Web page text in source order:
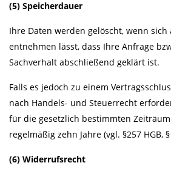
(5) Speicherdauer
Ihre Daten werden gelöscht, wenn
entnehmen lässt, dass Ihre Anfrage
Sachverhalt abschließend geklärt ist.
Falls es jedoch zu einem
nach Handels- und Steuerrecht
für die gesetzlich bestimmten
regelmäßig zehn Jahre (vgl. §257 HGB,
(6) Widerrufsrecht